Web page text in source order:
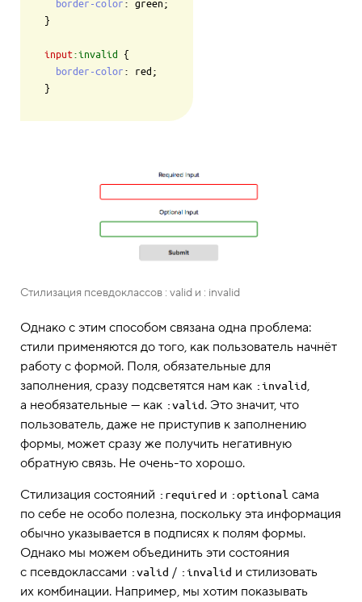
border-color : green;
}
input:invalid {
border-color : red;
Стилизация псевдоклассов : valid и : invalid
Однако с этим способом связана одна проблема:
стили применяются до того, как пользователь начнёт
работу с формой. Поля, обязательные для
заполнения, сразу подсветятся нам как :invalid,
а необязательные — как :valid. Это значит, что
пользователь, даже не приступив к заполнению
формы, может сразу же получить негативную
обратную связь. Не очень-то хорошо.
Стилизация состояний :required и :optional сама
по себе не особо полезна, поскольку эта информация
обычно указывается в подписях к полям формы.
Однако мы можем объединить эти состояния
с псевдоклассами :valid / :invalid и стилизовать
их комбинации. Например, мы хотим показывать